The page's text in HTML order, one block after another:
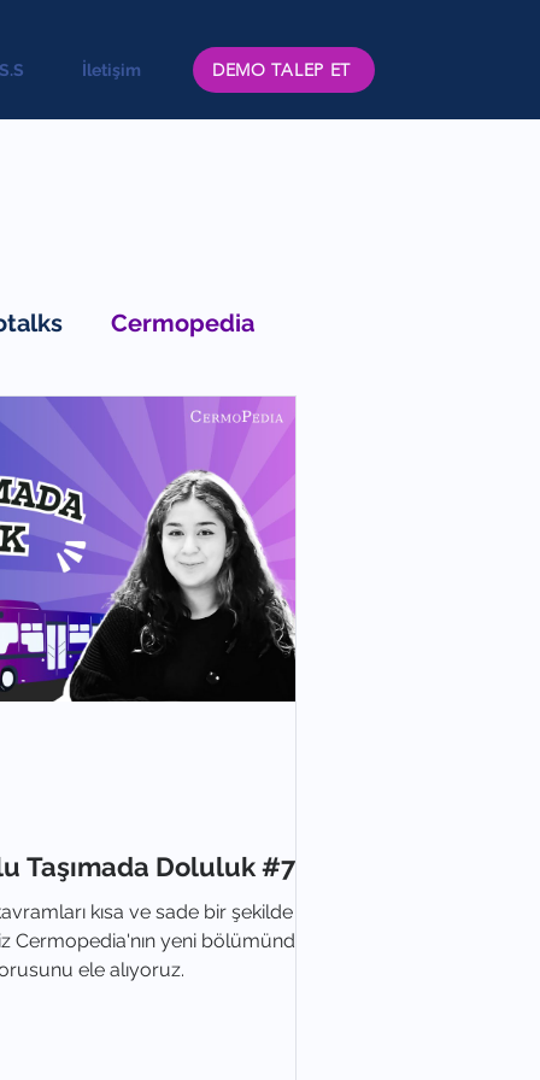
İletişim DEMO TALEP ET
Cermopedia
Taşımada Doluluk #7
kısa ve sade bir şekilde
Cermopedia'nın yeni bölümünde
ele alıyoruz.